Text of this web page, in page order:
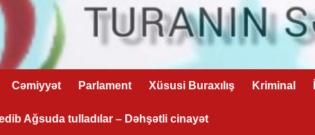
Cəmiyyət Parlament Xüsusi Buraxılış Kriminal
Ağsuda tulladılar – Dəhşətli cinayət